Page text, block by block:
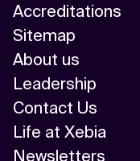
Accreditations
Sitemap
About us
Leadership
Contact Us
Life at Xebia
Newsletters